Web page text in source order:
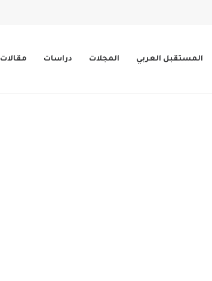
المستقبل العربي المجلات دراسات مقالات